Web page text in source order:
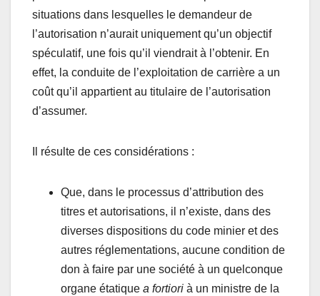
situations dans lesquelles le demandeur de
l’autorisation n’aurait uniquement qu’un objectif
spéculatif, une fois qu’il viendrait à l’obtenir. En
effet, la conduite de l’exploitation de carrière a un
coût qu’il appartient au titulaire de l’autorisation
d’assumer.
Il résulte de ces considérations :
Que, dans le processus d’attribution des
titres et autorisations, il n’existe, dans des
diverses dispositions du code minier et des
autres réglementations, aucune condition de
don à faire par une société à un quelconque
organe étatique a fortiori à un ministre de la